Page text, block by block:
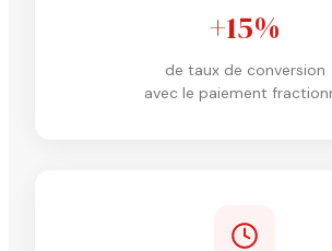
+15%
de taux de conversion
avec le paiement